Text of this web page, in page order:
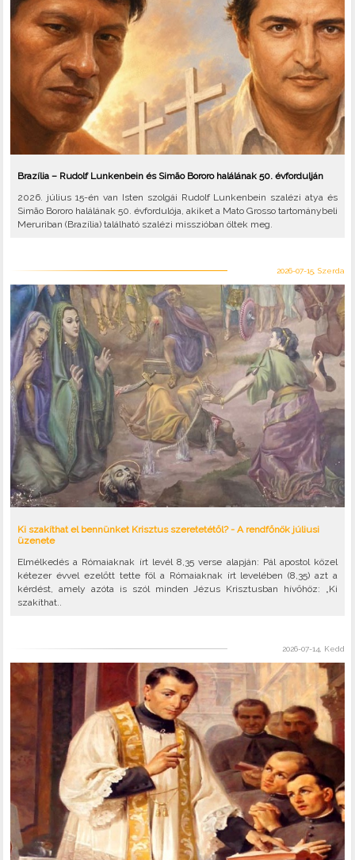
Brazília – Rudolf Lunkenbein és Simão Bororo halálának 50. évfordulján
2026. július 15-én van Isten szolgái Rudolf Lunkenbein szalézi atya és
Simão Bororo halálának 50. évfordulója, akiket a Mato Grosso tartománybeli
Meruriban (Brazília) található szalézi misszióban öltek meg.
2026-07-15, Szerda
Ki szakíthat el bennünket Krisztus szeretetétől? - A rendfőnök júliusi
üzenete
Elmélkedés a Rómaiaknak írt levél 8,35 verse alapján: Pál apostol közel
kétezer évvel ezelőtt tette föl a Rómaiaknak írt levelében (8,35) azt a
kérdést, amely azóta is szól minden Jézus Krisztusban hívőhöz: „Ki
szakíthat..
2026-07-14, Kedd